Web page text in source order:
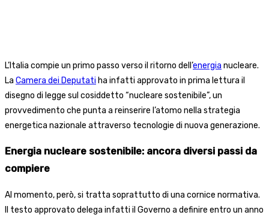
L’Italia compie un primo passo verso il ritorno dell’energia nucleare.
La Camera dei Deputati ha infatti approvato in prima lettura il
disegno di legge sul cosiddetto “nucleare sostenibile”, un
provvedimento che punta a reinserire l’atomo nella strategia
energetica nazionale attraverso tecnologie di nuova generazione.
Energia nucleare sostenibile: ancora diversi passi da
compiere
Al momento, però, si tratta soprattutto di una cornice normativa.
Il testo approvato delega infatti il Governo a definire entro un anno